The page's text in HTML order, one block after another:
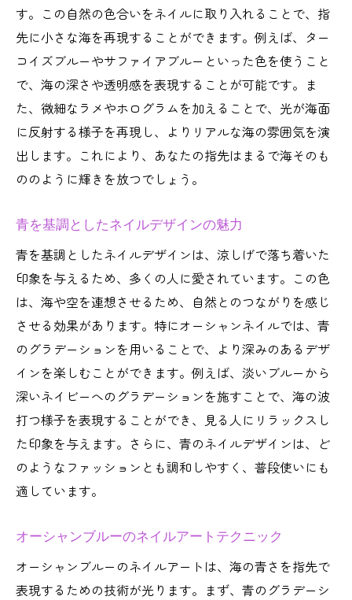
す。この自然の色合いをネイルに取り入れることで、指
先に小さな海を再現することができます。例えば、ター
コイズブルーやサファイアブルーといった色を使うこと
で、海の深さや透明感を表現することが可能です。ま
た、微細なラメやホログラムを加えることで、光が海面
に反射する様子を再現し、よりリアルな海の雰囲気を演
出します。これにより、あなたの指先はまるで海そのも
ののように輝きを放つでしょう。
青を基調としたネイルデザインの魅力
青を基調としたネイルデザインは、涼しげで落ち着いた
印象を与えるため、多くの人に愛されています。この色
は、海や空を連想させるため、自然とのつながりを感じ
させる効果があります。特にオーシャンネイルでは、青
のグラデーションを用いることで、より深みのあるデザ
インを楽しむことができます。例えば、淡いブルーから
深いネイビーへのグラデーションを施すことで、海の波
打つ様子を表現することができ、見る人にリラックスし
た印象を与えます。さらに、青のネイルデザインは、ど
のようなファッションとも調和しやすく、普段使いにも
適しています。
オーシャンブルーのネイルアートテクニック
オーシャンブルーのネイルアートは、海の青さを指先で
表現するための技術が光ります。まず、青のグラデーシ